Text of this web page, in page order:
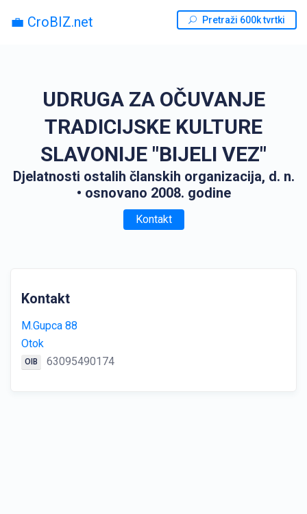
💼 CroBIZ.net Pretraži 600k tvrtki
UDRUGA ZA OČUVANJE
TRADICIJSKE KULTURE
SLAVONIJE "BIJELI VEZ"
Djelatnosti ostalih članskih organizacija, d. n.
• osnovano 2008. godine
Kontakt
Kontakt
M.Gupca 88
Otok
OIB 63095490174